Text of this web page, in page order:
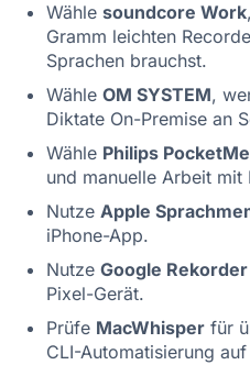
Wähle soundcore Work
Gramm leichten
Sprachen brauchst.
Wähle OM SYSTEM,
Diktate On-Premise an
Wähle Philips
und manuelle Arbeit mit
Nutze Apple
iPhone-App.
Nutze Google Rekorder
Pixel-Gerät.
Prüfe MacWhisper für
CLI-Automatisierung